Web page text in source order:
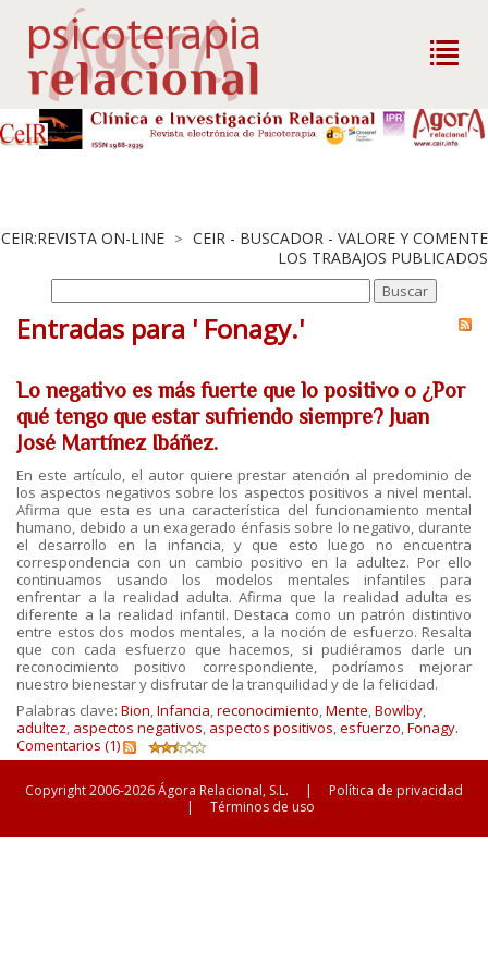
CEIR:REVISTA ON-LINE > CEIR - BUSCADOR - VALORE Y COMENTE
LOS TRABAJOS PUBLICADOS
Entradas para ' Fonagy.'
Lo negativo es más fuerte que lo positivo o ¿Por
qué tengo que estar sufriendo siempre? Juan
José Martínez Ibáñez.
En este artículo, el autor quiere prestar atención al predominio de
los aspectos negativos sobre los aspectos positivos a nivel mental.
Afirma que esta es una característica del funcionamiento mental
humano, debido a un exagerado énfasis sobre lo negativo, durante
el desarrollo en la infancia, y que esto luego no encuentra
correspondencia con un cambio positivo en la adultez. Por ello
continuamos usando los modelos mentales infantiles para
enfrentar a la realidad adulta. Afirma que la realidad adulta es
diferente a la realidad infantil. Destaca como un patrón distintivo
entre estos dos modos mentales, a la noción de esfuerzo. Resalta
que con cada esfuerzo que hacemos, si pudiéramos darle un
reconocimiento positivo correspondiente, podríamos mejorar
nuestro bienestar y disfrutar de la tranquilidad y de la felicidad.
Palabras clave: Bion,Infancia,reconocimiento,Mente,Bowlby,
adultez, aspectos negativos, aspectos positivos,esfuerzo,Fonagy.
Comentarios (1)
Copyright 2006-2026 Ágora Relacional, S.L. |
Política de privacidad
|
Términos de uso